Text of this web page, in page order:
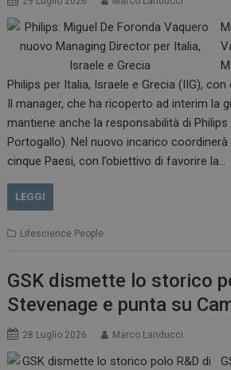
Philips per Italia, Israele e Grecia (IIG),
Il manager, che ha ricoperto ad interim la
mantiene anche la responsabilità di Philips
Portogallo). Nel nuovo incarico coordinerà
cinque Paesi, con l’obiettivo di favorire la…
LEGGI
Lifescience People
GSK dismette lo storico
Stevenage e punta su
28 Luglio 2026 Marco Landucci